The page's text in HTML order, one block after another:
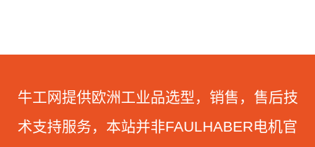
牛工网提供欧洲工业品选型，销售，售后技
术支持服务，本站并非FAULHABER电机官